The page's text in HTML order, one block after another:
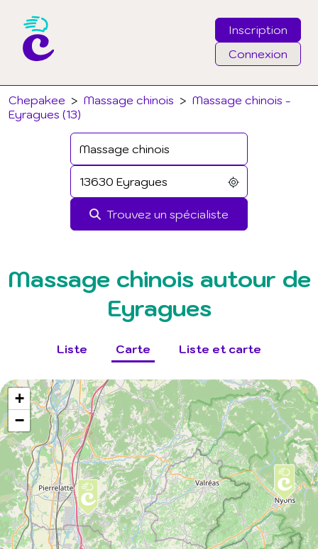
Inscription
Connexion
Chepakee > Massage chinois > Massage chinois -
Eyragues (13)
Trouvez un spécialiste
Email
Mot de passe
J'ai oublié mon mot de passe
Connexion
Massage chinois autour de
Eyragues
Liste Carte Liste et carte
+
−